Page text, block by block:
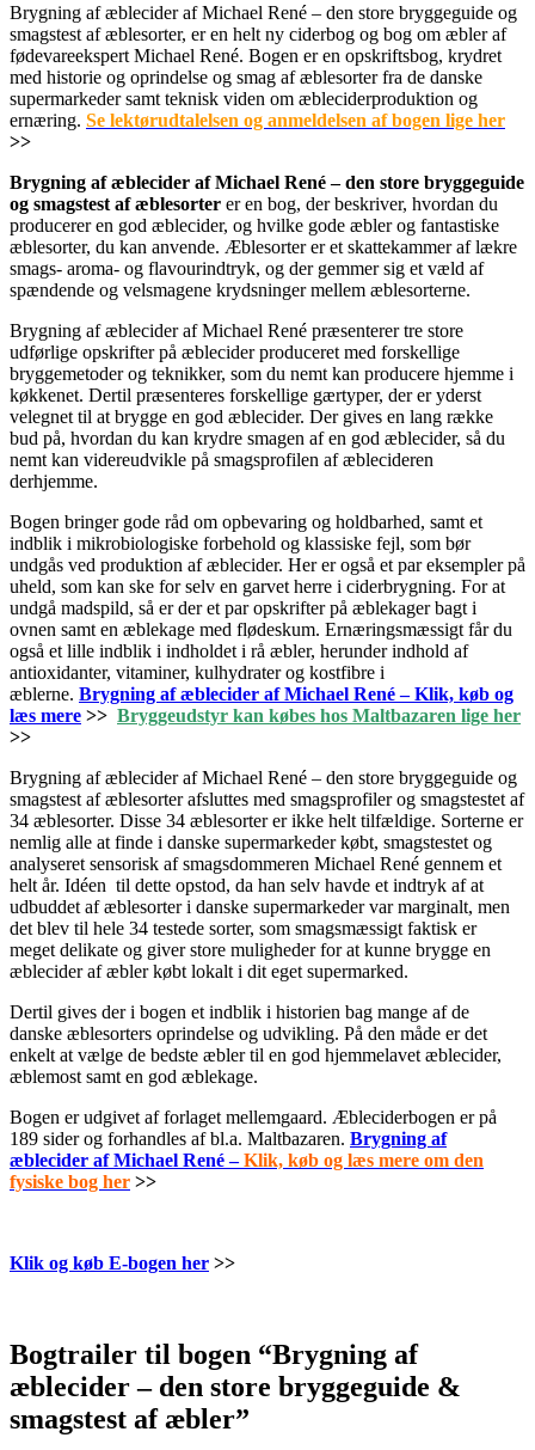
Brygning af æblecider af Michael René – den store bryggeguide og
smagstest af æblesorter, er en helt ny ciderbog og bog om æbler af
fødevareekspert Michael René. Bogen er en opskriftsbog, krydret
med historie og oprindelse og smag af æblesorter fra de danske
supermarkeder samt teknisk viden om æbleciderproduktion og
ernæring. Se lektørudtalelsen og anmeldelsen af bogen lige her
>>
Brygning af æblecider af Michael René – den store bryggeguide
og smagstest af æblesorter er en bog, der beskriver, hvordan du
producerer en god æblecider, og hvilke gode æbler og fantastiske
æblesorter, du kan anvende. Æblesorter er et skattekammer af lækre
smags- aroma- og flavourindtryk, og der gemmer sig et væld af
spændende og velsmagene krydsninger mellem æblesorterne.
Brygning af æblecider af Michael René præsenterer tre store
udførlige opskrifter på æblecider produceret med forskellige
bryggemetoder og teknikker, som du nemt kan producere hjemme i
køkkenet. Dertil præsenteres forskellige gærtyper, der er yderst
velegnet til at brygge en god æblecider. Der gives en lang række
bud på, hvordan du kan krydre smagen af en god æblecider, så du
nemt kan videreudvikle på smagsprofilen af æblecideren
derhjemme.
Bogen bringer gode råd om opbevaring og holdbarhed, samt et
indblik i mikrobiologiske forbehold og klassiske fejl, som bør
undgås ved produktion af æblecider. Her er også et par eksempler på
uheld, som kan ske for selv en garvet herre i ciderbrygning. For at
undgå madspild, så er der et par opskrifter på æblekager bagt i
ovnen samt en æblekage med flødeskum. Ernæringsmæssigt får du
også et lille indblik i indholdet i rå æbler, herunder indhold af
antioxidanter, vitaminer, kulhydrater og kostfibre i
æblerne. Brygning af æblecider af Michael René – Klik, køb og
læs mere >> Bryggeudstyr kan købes hos Maltbazaren lige her
>>
Brygning af æblecider af Michael René – den store bryggeguide og
smagstest af æblesorter afsluttes med smagsprofiler og smagstestet af
34 æblesorter. Disse 34 æblesorter er ikke helt tilfældige. Sorterne er
nemlig alle at finde i danske supermarkeder købt, smagstestet og
analyseret sensorisk af smagsdommeren Michael René gennem et
helt år. Idéen til dette opstod, da han selv havde et indtryk af at
udbuddet af æblesorter i danske supermarkeder var marginalt, men
det blev til hele 34 testede sorter, som smagsmæssigt faktisk er
meget delikate og giver store muligheder for at kunne brygge en
æblecider af æbler købt lokalt i dit eget supermarked.
Dertil gives der i bogen et indblik i historien bag mange af de
danske æblesorters oprindelse og udvikling. På den måde er det
enkelt at vælge de bedste æbler til en god hjemmelavet æblecider,
æblemost samt en god æblekage.
Bogen er udgivet af forlaget mellemgaard. Æbleciderbogen er på
189 sider og forhandles af bl.a. Maltbazaren. Brygning af
æblecider af Michael René –Klik, køb og læs mere om den
fysiske bog her >>
Klik og køb E-bogen her >>
Bogtrailer til bogen “Brygning af
æblecider – den store bryggeguide &
smagstest af æbler”